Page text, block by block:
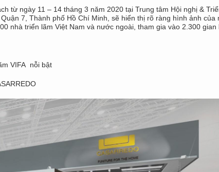
từ ngày 11 – 14 tháng 3 năm 2020 tại Trung tâm Hội nghị &
7, Thành phố Hồ Chí Minh, sẽ hiển thị rõ ràng hình ảnh của
nhà triển lãm Việt Nam và nước ngoài, tham gia vào 2.300 gian
VIFA nỗi bật